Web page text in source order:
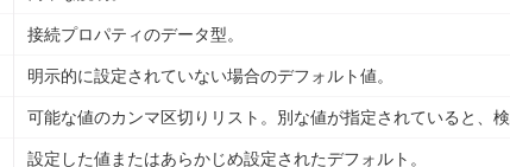
接続プロパティのデータ型。
明示的に設定されていない場合のデフォルト値。
可能な値のカンマ区切りリスト。別な値が指定されていると、
設定した値またはあらかじめ設定されたデフォルト。